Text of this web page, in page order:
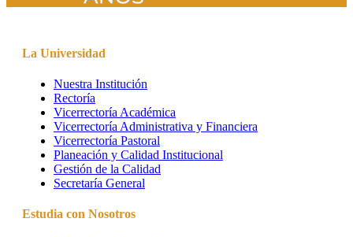
La Universidad
Nuestra Institución
Rectoría
Vicerrectoría Académica
Vicerrectoría Administrativa y Financiera
Vicerrectoría Pastoral
Planeación y Calidad Institucional
Gestión de la Calidad
Secretaría General
Estudia con Nosotros